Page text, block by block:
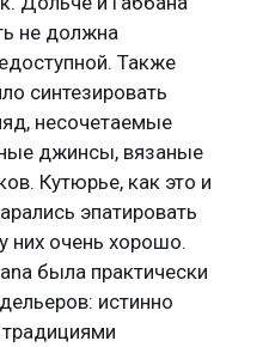
не должна
Также
синтезировать
несочетаемые
джинсы, вязаные
Кутюрье, как это и
эпатировать
них очень хорошо.
была практически
истинно
традициями